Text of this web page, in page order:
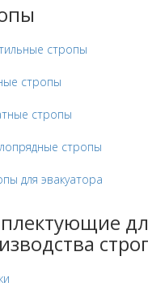
стропы
стропы
стропы
стропы
для эвакуатора